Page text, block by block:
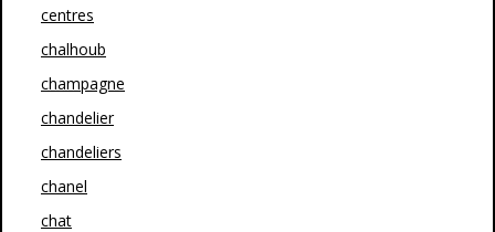
centres
chalhoub
champagne
chandelier
chandeliers
chanel
chat